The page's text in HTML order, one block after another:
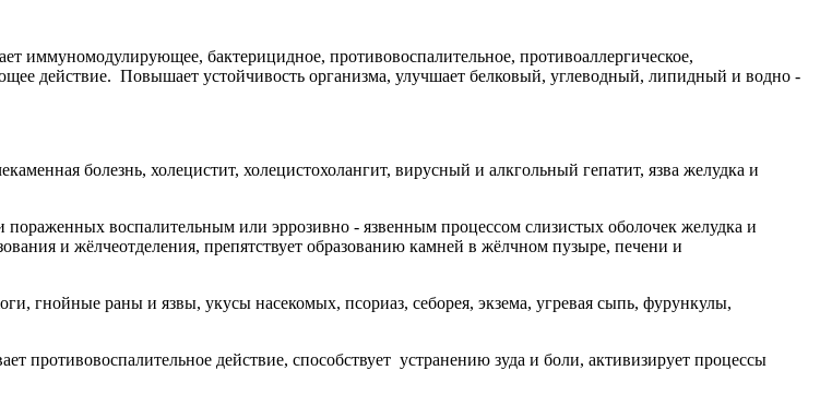
иммуномодулирующее, бактерицидное, противовоспалительное, противоаллергическое,
действие. Повышает устойчивость организма, улучшает белковый, углеводный, липидный и водно -
болезнь, холецистит, холецистохолангит, вирусный и алкгольный гепатит, язва желудка и
воспалительным или эррозивно - язвенным процессом слизистых оболочек желудка и
и жёлчеотделения, препятствует образованию камней в жёлчном пузыре, печени и
гнойные раны и язвы, укусы насекомых, псориаз, себорея, экзема, угревая сыпь, фурункулы,
противовоспалительное действие, способствует устранению зуда и боли, активизирует процессы